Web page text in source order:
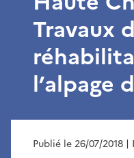
Travaux
l’alpage
Publié le 26/07/2018 |